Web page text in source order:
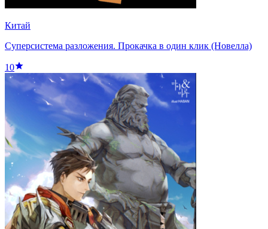
Китай
Суперсистема разложения. Прокачка в один клик (Новелла)
10